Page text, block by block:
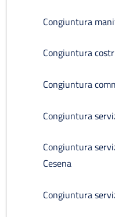
Congiuntura
Congiuntura
Congiuntura
Congiuntura
Congiuntura
Cesena
Congiuntura